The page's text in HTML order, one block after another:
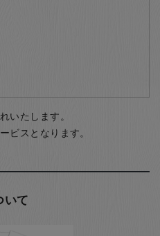
いたします。
ビスとなります。
いて